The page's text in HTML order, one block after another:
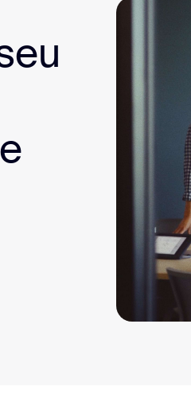
do momento, o que está